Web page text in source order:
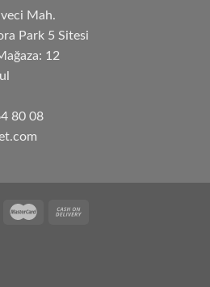
Mah.
Park 5 Sitesi
12
80 08